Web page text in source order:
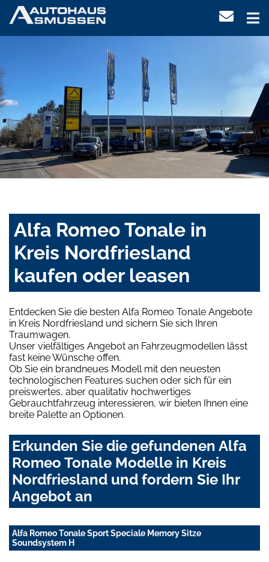
Alfa Romeo Tonale in
Kreis Nordfriesland
kaufen oder leasen
Entdecken Sie die besten Alfa Romeo Tonale Angebote
in Kreis Nordfriesland und sichern Sie sich Ihren
Traumwagen.
Unser vielfältiges Angebot an Fahrzeugmodellen lässt
fast keine Wünsche offen.
Ob Sie ein brandneues Modell mit den neuesten
technologischen Features suchen oder sich für ein
preiswertes, aber qualitativ hochwertiges
Gebrauchtfahrzeug interessieren, wir bieten Ihnen eine
breite Palette an Optionen.
Erkunden Sie die gefundenen Alfa
Romeo Tonale Modelle in Kreis
Nordfriesland und fordern Sie Ihr
Angebot an
Alfa Romeo Tonale Sport Speciale Memory Sitze
Soundsystem H